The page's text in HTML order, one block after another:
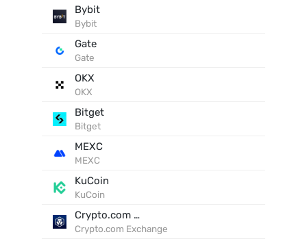
Bybit
Bybit
Gate
Gate
OKX
OKX
Bitget
Bitget
MEXC
MEXC
KuCoin
KuCoin
Crypto.com Exchange
Crypto.com Exchange